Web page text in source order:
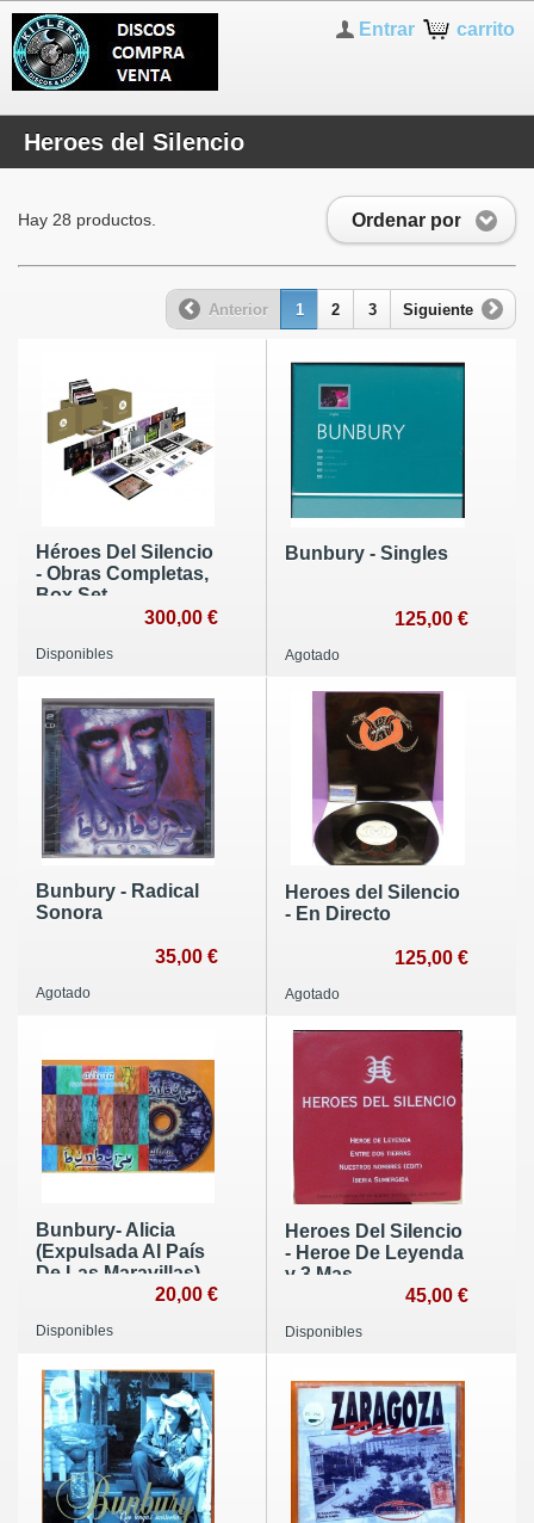
carrito
Entrar
Heroes del Silencio
Ordenar por
Hay 28 productos.
Anterior 1 2 3 Siguiente
Héroes Del Silencio
- Obras Completas,
Box Set.
300,00 €
Disponibles
Bunbury - Singles
125,00 €
Agotado
Bunbury - Radical
Sonora
35,00 €
Agotado
Heroes del Silencio
- En Directo
125,00 €
Agotado
Bunbury- Alicia
(Expulsada Al País
De Las Maravillas)
20,00 €
Disponibles
Heroes Del Silencio
- Heroe De Leyenda
y 3 Mas
45,00 €
Disponibles